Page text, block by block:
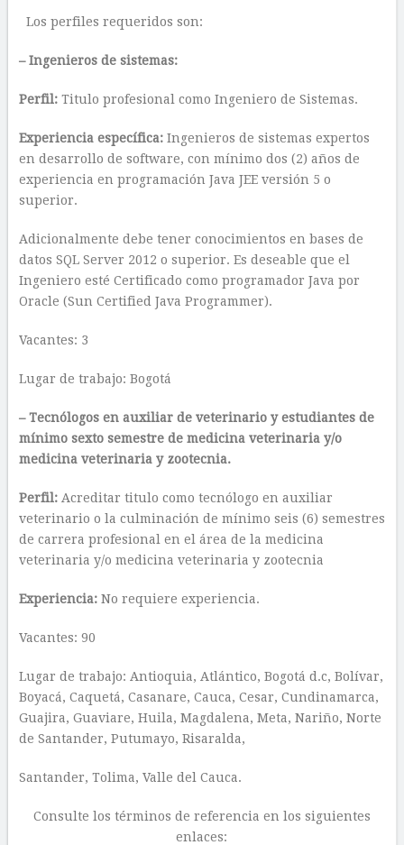
Los perfiles requeridos son:
– Ingenieros de sistemas:
Perfil: Titulo profesional como Ingeniero de Sistemas.
Experiencia específica: Ingenieros de sistemas expertos
en desarrollo de software, con mínimo dos (2) años de
experiencia en programación Java JEE versión 5 o
superior.
Adicionalmente debe tener conocimientos en bases de
datos SQL Server 2012 o superior. Es deseable que el
Ingeniero esté Certificado como programador Java por
Oracle (Sun Certified Java Programmer).
Vacantes: 3
Lugar de trabajo: Bogotá
– Tecnólogos en auxiliar de veterinario y estudiantes de
mínimo sexto semestre de medicina veterinaria y/o
medicina veterinaria y zootecnia.
Perfil: Acreditar titulo como tecnólogo en auxiliar
veterinario o la culminación de mínimo seis (6) semestres
de carrera profesional en el área de la medicina
veterinaria y/o medicina veterinaria y zootecnia
Experiencia: No requiere experiencia.
Vacantes: 90
Lugar de trabajo: Antioquia, Atlántico, Bogotá d.c, Bolívar,
Boyacá, Caquetá, Casanare, Cauca, Cesar, Cundinamarca,
Guajira, Guaviare, Huila, Magdalena, Meta, Nariño, Norte
de Santander, Putumayo, Risaralda,
Santander, Tolima, Valle del Cauca.
Consulte los términos de referencia en los siguientes
enlaces: